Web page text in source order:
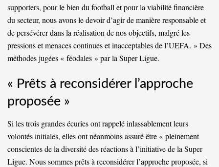
supporters, pour le bien du football et pour la viabilité financière
du secteur, nous avons le devoir d’agir de manière responsable et
de persévérer dans la réalisation de nos objectifs, malgré les
pressions et menaces continues et inacceptables de l’UEFA. » Des
méthodes jugées « féodales » par la Super Ligue.
« Prêts à reconsidérer l’approche
proposée »
Si les trois grandes écuries ont rappelé inlassablement leurs
volontés initiales, elles ont néanmoins assuré être « pleinement
conscientes de la diversité des réactions à l’initiative de la Super
Ligue. Nous sommes prêts à reconsidérer l’approche proposée, si